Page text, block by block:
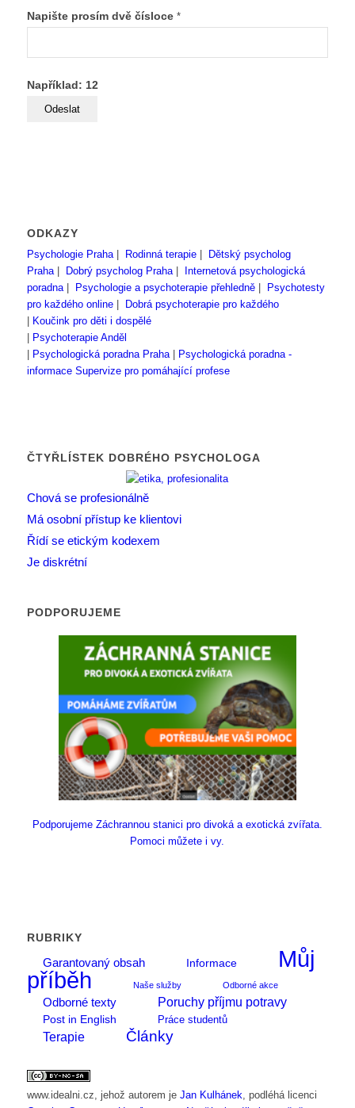
Napište prosím dvě čísloce *
Například: 12
ODKAZY
Psychologie Praha| Rodinná terapie|
Dětský psycholog
Praha| Dobrý psycholog Praha|
Internetová psychologická
poradna| Psychologie a psychoterapie přehledně|
Psychotesty
pro každého online|
Dobrá psychoterapie pro každého
Koučink pro děti i dospělé
Psychoterapie Anděl
Psychologická poradna Praha|
Psychologická poradna -
informace Supervize pro pomáhající profese
ČTYŘLÍSTEK DOBRÉHO PSYCHOLOGA
Chová se profesionálně
Má osobní přístup ke klientovi
Řídí se etickým kodexem
Je diskrétní
PODPORUJEME
Podporujeme Záchrannou stanici pro divoká a exotická zvířata.
Pomoci můžete i vy.
RUBRIKY
Garantovaný obsah
Informace
Můj
příběh
Naše služby Odborné akce
Odborné texty Poruchy příjmu potravy
Post in English Práce studentů
Terapie Články
www.idealni.cz , jehož autorem je Jan Kulhánek , podléhá licenci